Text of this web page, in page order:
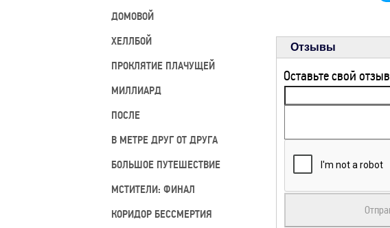
ДОМОВОЙ
ХЕЛЛБОЙ
ПРОКЛЯТИЕ ПЛАЧУЩЕЙ
МИЛЛИАРД
ПОСЛЕ
В МЕТРЕ ДРУГ ОТ ДРУГА
БОЛЬШОЕ ПУТЕШЕСТВИЕ
МСТИТЕЛИ: ФИНАЛ
КОРИДОР БЕССМЕРТИЯ
Отзывы
Оставьте свой отзыв